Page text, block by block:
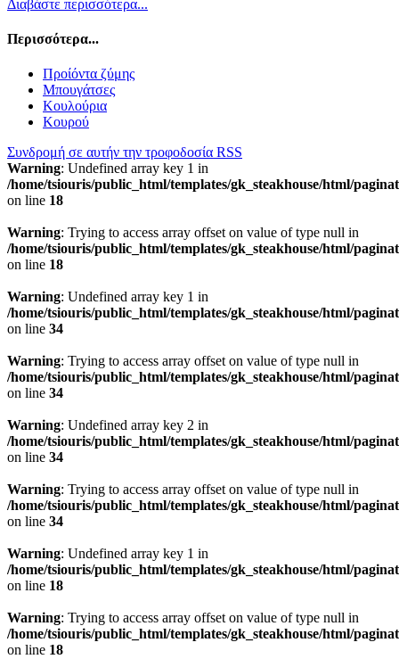
Διαβάστε περισσότερα...
Περισσότερα...
Προίόντα ζύμης
Μπουγάτσες
Κουλούρια
Κουρού
Συνδρομή σε αυτήν την τροφοδοσία RSS
Warning: Undefined array key 1 in
/home/tsiouris/public_html/templates/gk_steakhouse/html/
on line 18
Warning: Trying to access array offset on value of type null in
/home/tsiouris/public_html/templates/gk_steakhouse/html/
on line 18
Warning: Undefined array key 1 in
/home/tsiouris/public_html/templates/gk_steakhouse/html/
on line 34
Warning: Trying to access array offset on value of type null in
/home/tsiouris/public_html/templates/gk_steakhouse/html/
on line 34
Warning: Undefined array key 2 in
/home/tsiouris/public_html/templates/gk_steakhouse/html/
on line 34
Warning: Trying to access array offset on value of type null in
/home/tsiouris/public_html/templates/gk_steakhouse/html/
on line 34
Warning: Undefined array key 1 in
/home/tsiouris/public_html/templates/gk_steakhouse/html/
on line 18
Warning: Trying to access array offset on value of type null in
/home/tsiouris/public_html/templates/gk_steakhouse/html/
on line 18